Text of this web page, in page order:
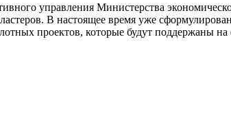
управления Министерства
В настоящее время уже
проектов, которые будут поддержаны на